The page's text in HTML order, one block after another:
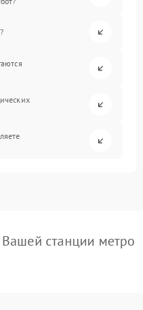
станции метро